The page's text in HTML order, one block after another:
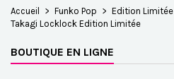
Accueil Funko Pop Edition Limitée
Takagi Locklock Edition Limitée
BOUTIQUE EN LIGNE
Annuler